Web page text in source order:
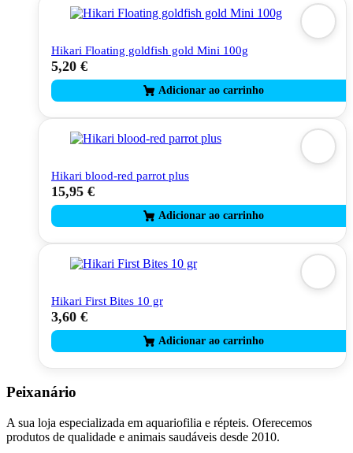
Hikari Floating goldfish gold Mini 100g
5,20 €
Hikari blood-red parrot plus
15,95 €
This
product
has
multiple
variants.
chosen
the
Hikari First Bites 10 gr
3,60 €
Peixanário
A sua loja especializada em aquariofilia e répteis. Oferecemos
produtos de qualidade e animais saudáveis desde 2010.